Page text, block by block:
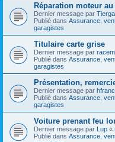
Réparation moteur
Dernier message par
Publié dans Assurance,
garagistes
Titulaire carte grise
Dernier message par
Publié dans Assurance,
garagistes
Présentation,
Dernier message par
Publié dans Assurance,
garagistes
Voiture prenant feu
Dernier message par Lup «
Publié dans Assurance,